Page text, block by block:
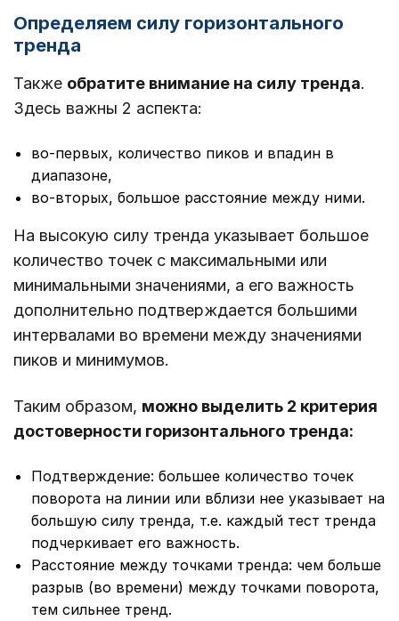
Определяем силу горизонтального
тренда
Также обратите внимание на силу тренда.
Здесь важны 2 аспекта:
во-первых, количество пиков и впадин в
диапазоне,
во-вторых, большое расстояние между ними.
На высокую силу тренда указывает большое
количество точек с максимальными или
минимальными значениями, а его важность
дополнительно подтверждается большими
интервалами во времени между значениями
пиков и минимумов.
Таким образом, можно выделить 2 критерия
достоверности горизонтального тренда:
Подтверждение: большее количество точек
поворота на линии или вблизи нее указывает на
большую силу тренда, т.е. каждый тест тренда
подчеркивает его важность.
Расстояние между точками тренда: чем больше
разрыв (во времени) между точками поворота,
тем сильнее тренд.